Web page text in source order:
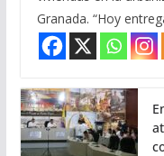
Granada. “Hoy